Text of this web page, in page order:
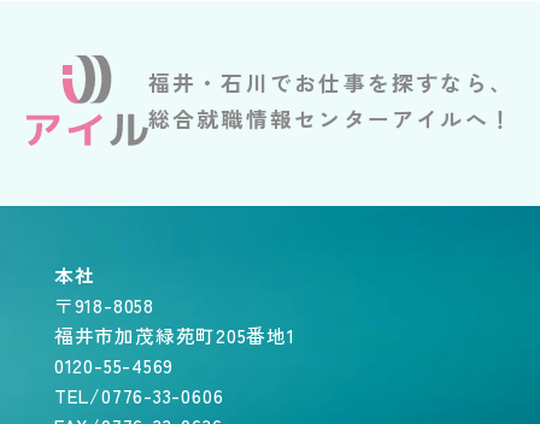
福井・石川でお仕事を探すなら、
総合就職情報センターアイルへ！
本社
〒918-8058
福井市加茂緑苑町205番地1
0120-55-4569
TEL/0776-33-0606